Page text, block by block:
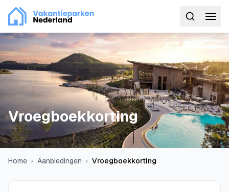
Vroegboekkorting
Home Aanbiedingen Vroegboekkorting